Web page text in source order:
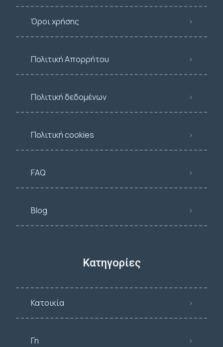
Όροι χρήσης
Πολιτική Απορρήτου
Πολιτική δεδομένων
Πολιτική cookies
FAQ
Blog
Κατηγορίες
Κατοικία
Γη